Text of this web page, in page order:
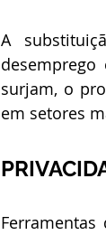
A
surjam, o
em setores